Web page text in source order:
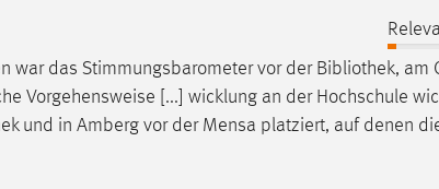
war das Stimmungsbarometer vor der Bibliothek, am
Vorgehensweise [...] wicklung an der Hochschule
und in Amberg vor der Mensa platziert, auf denen